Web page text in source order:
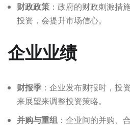
财政政策 ：政府的财政刺激措
投资，会提升市场信心。
企业业绩
财报季 ：企业发布财报时，投
来展望来调整投资策略。
并购与重组 ：企业间的并购、